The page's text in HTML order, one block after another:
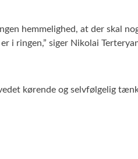
hemmelighed, at der skal
i ringen,” siger Nikolai
kørende og selvfølgelig